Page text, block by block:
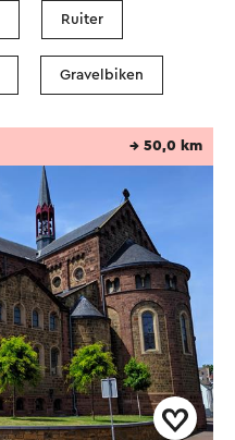
Ruiter
Gravelbiken
→ 50,0 km